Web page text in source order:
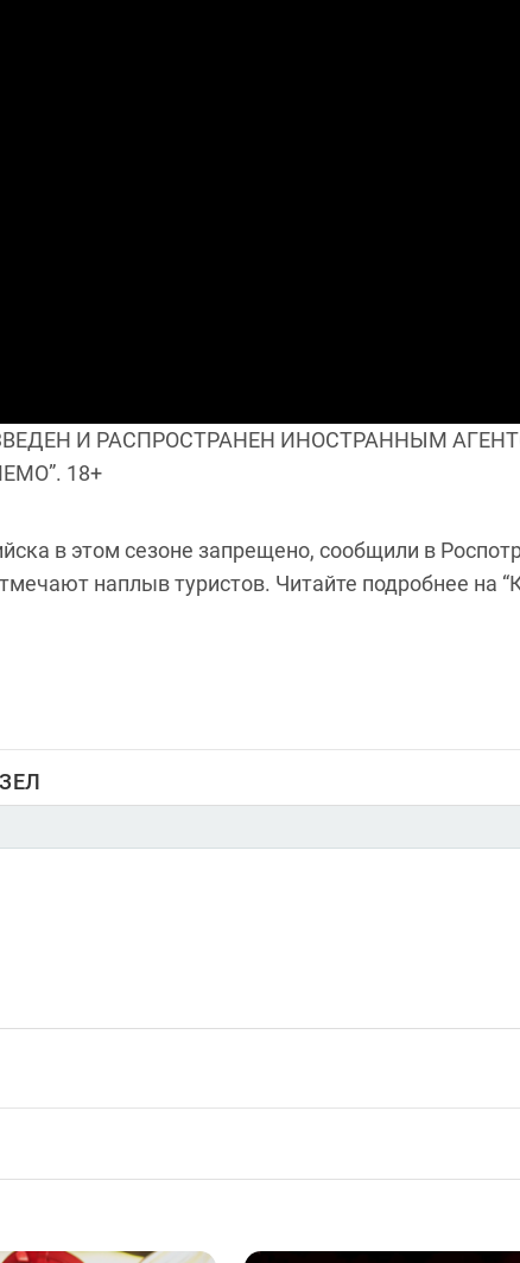
И РАСПРОСТРАНЕН ИНОСТРАННЫМ
18+
в этом сезоне запрещено, сообщили в
наплыв туристов. Читайте подробнее на